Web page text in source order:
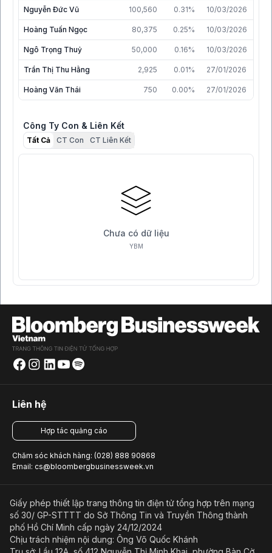
Nguyễn Đức Vũ 100,560 0.31% 10/03/2026
Hoàng Tuấn Ngọc 80,375 0.25% 10/03/2026
Ngô Trọng Thuỷ 50,000 0.16% 10/03/2026
Trần Thị Thu Hằng 2,925 0.01% 27/01/2026
Hoàng Văn Thái 750 0.00% 27/01/2026
Công Ty Con & Liên Kết
Tất Cả CT Con CT Liên Kết
Chưa có dữ liệu
YBM
Liên hệ
Hợp tác quảng cáo
Chăm sóc khách hàng: (028) 888 90868
Email: cs@bloombergbusinessweek.vn
Giấy phép thiết lập trang thông tin điện tử tổng hợp trên mạng
số 30/ GP-STTTT do Sở Thông Tin và Truyền Thông thành
phố Hồ Chí Minh cấp ngày 24/12/2024
Chịu trách nhiệm nội dung: Ông Võ Quốc Khánh